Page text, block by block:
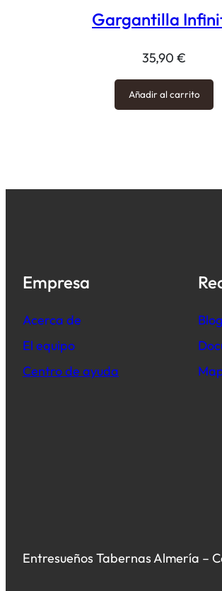
Gargantilla
35,90 €
Añadir al carrito
Empresa
Acerca de
El equipo
Centro de ayuda
B
Entresueños Tabernas Almería –